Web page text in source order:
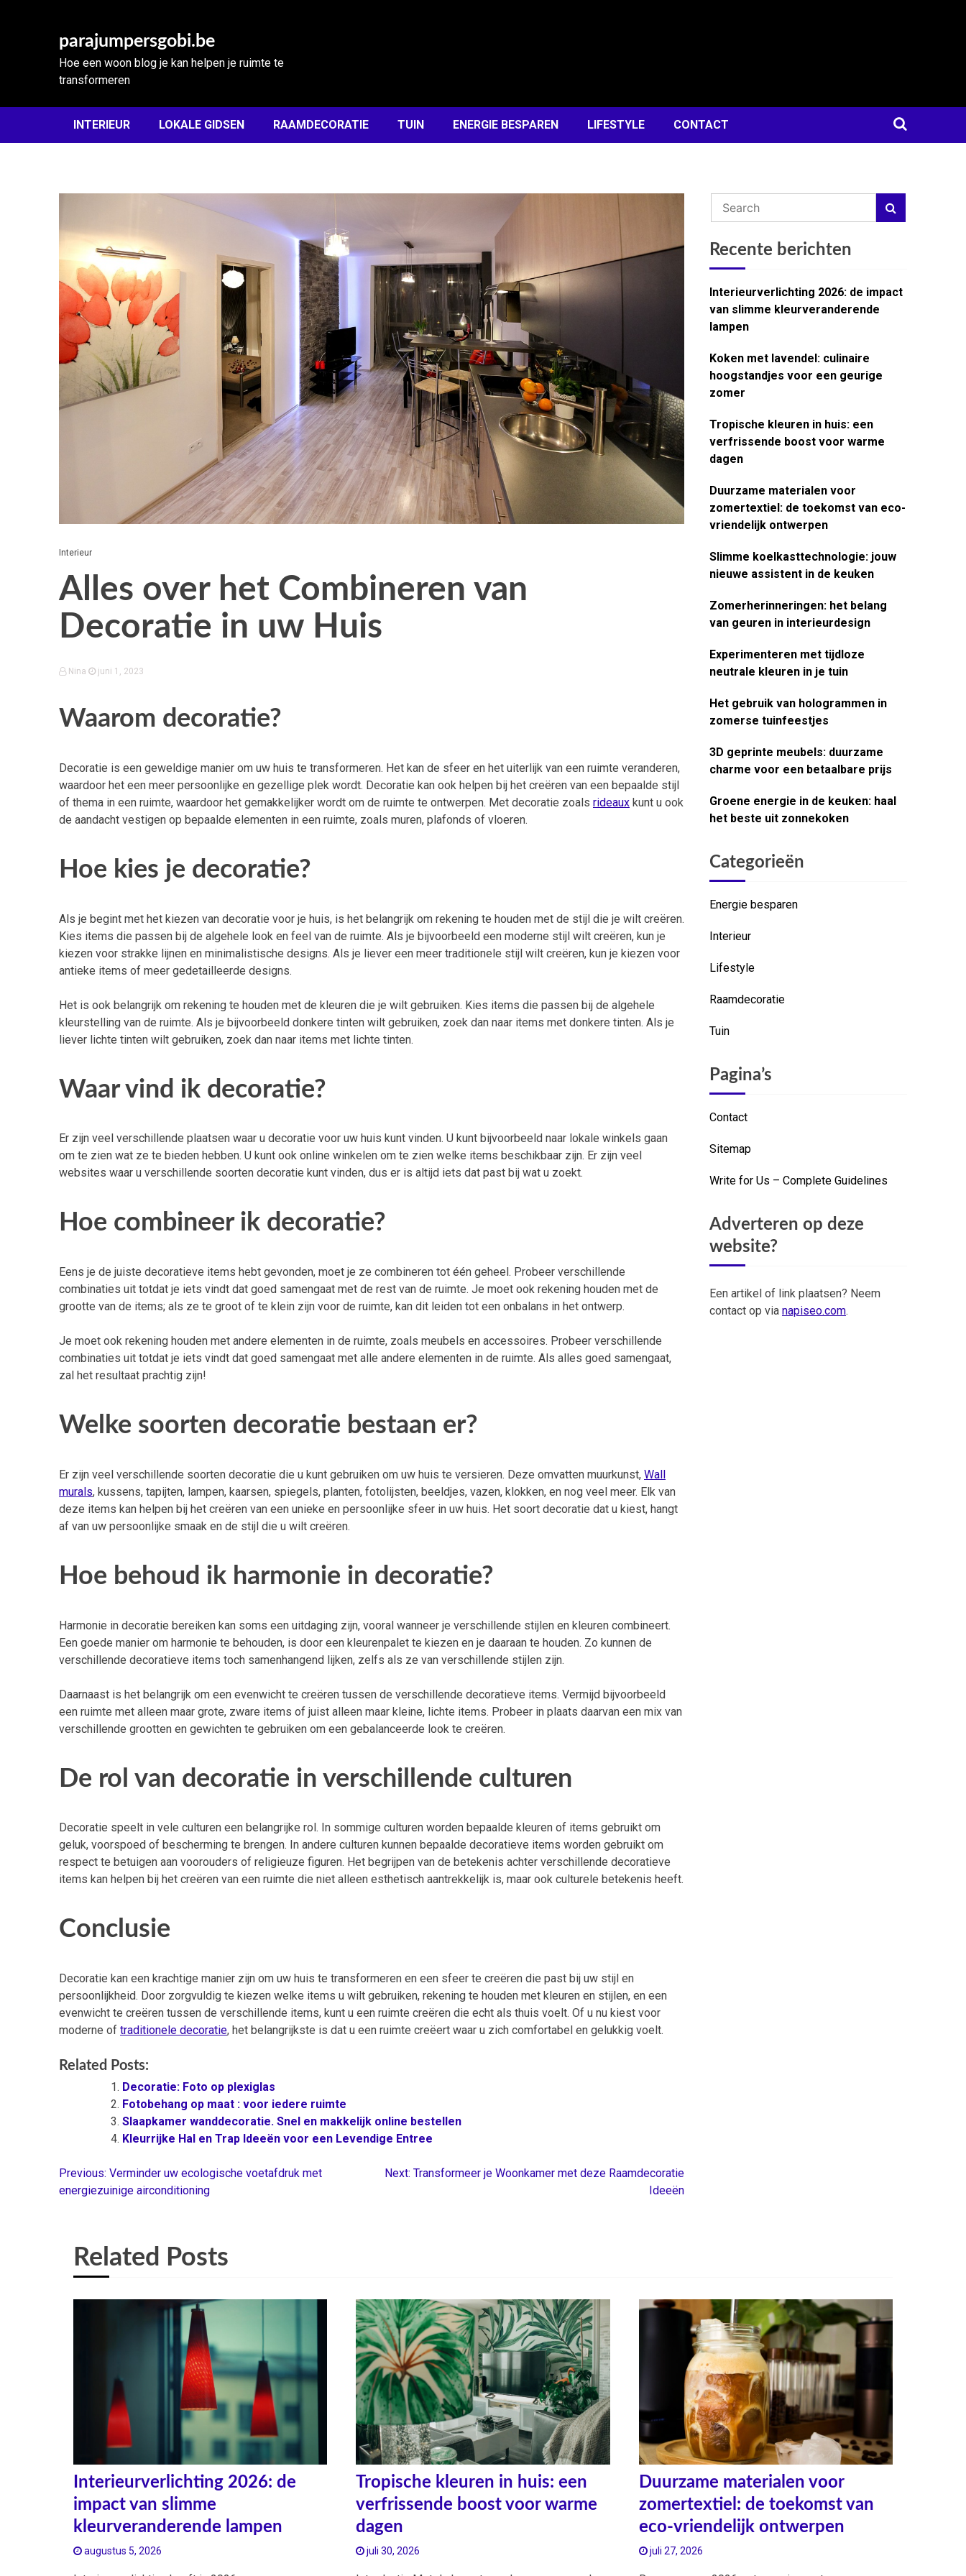
parajumpersgobi.be
Hoe een woon blog je kan helpen je ruimte te
transformeren
INTERIEUR LOKALE GIDSEN RAAMDECORATIE TUIN ENERGIE BESPAREN LIFESTYLE CONTACT
Interieur
Alles over het Combineren van
Decoratie in uw Huis
Nina juni 1, 2023
Waarom decoratie?
Decoratie is een geweldige manier om uw huis te transformeren. Het kan de sfeer en het uiterlijk van een ruimte veranderen,
waardoor het een meer persoonlijke en gezellige plek wordt. Decoratie kan ook helpen bij het creëren van een bepaalde stijl
of thema in een ruimte, waardoor het gemakkelijker wordt om de ruimte te ontwerpen. Met decoratie zoals rideaux kunt u ook
de aandacht vestigen op bepaalde elementen in een ruimte, zoals muren, plafonds of vloeren.
Hoe kies je decoratie?
Als je begint met het kiezen van decoratie voor je huis, is het belangrijk om rekening te houden met de stijl die je wilt creëren.
Kies items die passen bij de algehele look en feel van de ruimte. Als je bijvoorbeeld een moderne stijl wilt creëren, kun je
kiezen voor strakke lijnen en minimalistische designs. Als je liever een meer traditionele stijl wilt creëren, kun je kiezen voor
antieke items of meer gedetailleerde designs.
Het is ook belangrijk om rekening te houden met de kleuren die je wilt gebruiken. Kies items die passen bij de algehele
kleurstelling van de ruimte. Als je bijvoorbeeld donkere tinten wilt gebruiken, zoek dan naar items met donkere tinten. Als je
liever lichte tinten wilt gebruiken, zoek dan naar items met lichte tinten.
Waar vind ik decoratie?
Er zijn veel verschillende plaatsen waar u decoratie voor uw huis kunt vinden. U kunt bijvoorbeeld naar lokale winkels gaan
om te zien wat ze te bieden hebben. U kunt ook online winkelen om te zien welke items beschikbaar zijn. Er zijn veel
websites waar u verschillende soorten decoratie kunt vinden, dus er is altijd iets dat past bij wat u zoekt.
Hoe combineer ik decoratie?
Eens je de juiste decoratieve items hebt gevonden, moet je ze combineren tot één geheel. Probeer verschillende
combinaties uit totdat je iets vindt dat goed samengaat met de rest van de ruimte. Je moet ook rekening houden met de
grootte van de items; als ze te groot of te klein zijn voor de ruimte, kan dit leiden tot een onbalans in het ontwerp.
Je moet ook rekening houden met andere elementen in de ruimte, zoals meubels en accessoires. Probeer verschillende
combinaties uit totdat je iets vindt dat goed samengaat met alle andere elementen in de ruimte. Als alles goed samengaat,
zal het resultaat prachtig zijn!
Welke soorten decoratie bestaan er?
Er zijn veel verschillende soorten decoratie die u kunt gebruiken om uw huis te versieren. Deze omvatten muurkunst, Wall
murals, kussens, tapijten, lampen, kaarsen, spiegels, planten, fotolijsten, beeldjes, vazen, klokken, en nog veel meer. Elk van
deze items kan helpen bij het creëren van een unieke en persoonlijke sfeer in uw huis. Het soort decoratie dat u kiest, hangt
af van uw persoonlijke smaak en de stijl die u wilt creëren.
Hoe behoud ik harmonie in decoratie?
Harmonie in decoratie bereiken kan soms een uitdaging zijn, vooral wanneer je verschillende stijlen en kleuren combineert.
Een goede manier om harmonie te behouden, is door een kleurenpalet te kiezen en je daaraan te houden. Zo kunnen de
verschillende decoratieve items toch samenhangend lijken, zelfs als ze van verschillende stijlen zijn.
Daarnaast is het belangrijk om een evenwicht te creëren tussen de verschillende decoratieve items. Vermijd bijvoorbeeld
een ruimte met alleen maar grote, zware items of juist alleen maar kleine, lichte items. Probeer in plaats daarvan een mix van
verschillende grootten en gewichten te gebruiken om een gebalanceerde look te creëren.
De rol van decoratie in verschillende culturen
Decoratie speelt in vele culturen een belangrijke rol. In sommige culturen worden bepaalde kleuren of items gebruikt om
geluk, voorspoed of bescherming te brengen. In andere culturen kunnen bepaalde decoratieve items worden gebruikt om
respect te betuigen aan voorouders of religieuze figuren. Het begrijpen van de betekenis achter verschillende decoratieve
items kan helpen bij het creëren van een ruimte die niet alleen esthetisch aantrekkelijk is, maar ook culturele betekenis heeft.
Conclusie
Decoratie kan een krachtige manier zijn om uw huis te transformeren en een sfeer te creëren die past bij uw stijl en
persoonlijkheid. Door zorgvuldig te kiezen welke items u wilt gebruiken, rekening te houden met kleuren en stijlen, en een
evenwicht te creëren tussen de verschillende items, kunt u een ruimte creëren die echt als thuis voelt. Of u nu kiest voor
moderne of traditionele decoratie, het belangrijkste is dat u een ruimte creëert waar u zich comfortabel en gelukkig voelt.
Related Posts:
Decoratie: Foto op plexiglas
Fotobehang op maat : voor iedere ruimte
Slaapkamer wanddecoratie. Snel en makkelijk online bestellen
Kleurrijke Hal en Trap Ideeën voor een Levendige Entree
Berichtnavigatie
Previous: Verminder uw ecologische voetafdruk met
energiezuinige airconditioning
Next: Transformeer je Woonkamer met deze Raamdecoratie
Ideeën
Recente berichten
Interieurverlichting 2026: de impact
van slimme kleurveranderende
lampen
Koken met lavendel: culinaire
hoogstandjes voor een geurige
zomer
Tropische kleuren in huis: een
verfrissende boost voor warme
dagen
Duurzame materialen voor
zomertextiel: de toekomst van eco-
vriendelijk ontwerpen
Slimme koelkasttechnologie: jouw
nieuwe assistent in de keuken
Zomerherinneringen: het belang
van geuren in interieurdesign
Experimenteren met tijdloze
neutrale kleuren in je tuin
Het gebruik van hologrammen in
zomerse tuinfeestjes
3D geprinte meubels: duurzame
charme voor een betaalbare prijs
Groene energie in de keuken: haal
het beste uit zonnekoken
Categorieën
Energie besparen
Interieur
Lifestyle
Raamdecoratie
Tuin
Pagina’s
Contact
Sitemap
Write for Us – Complete Guidelines
Adverteren op deze
website?
Een artikel of link plaatsen? Neem
contact op via napiseo.com.
Related Posts
Interieurverlichting 2026: de
impact van slimme
kleurveranderende lampen
augustus 5, 2026
Tropische kleuren in huis: een
verfrissende boost voor warme
dagen
juli 30, 2026
Duurzame materialen voor
zomertextiel: de toekomst van
eco-vriendelijk ontwerpen
juli 27, 2026